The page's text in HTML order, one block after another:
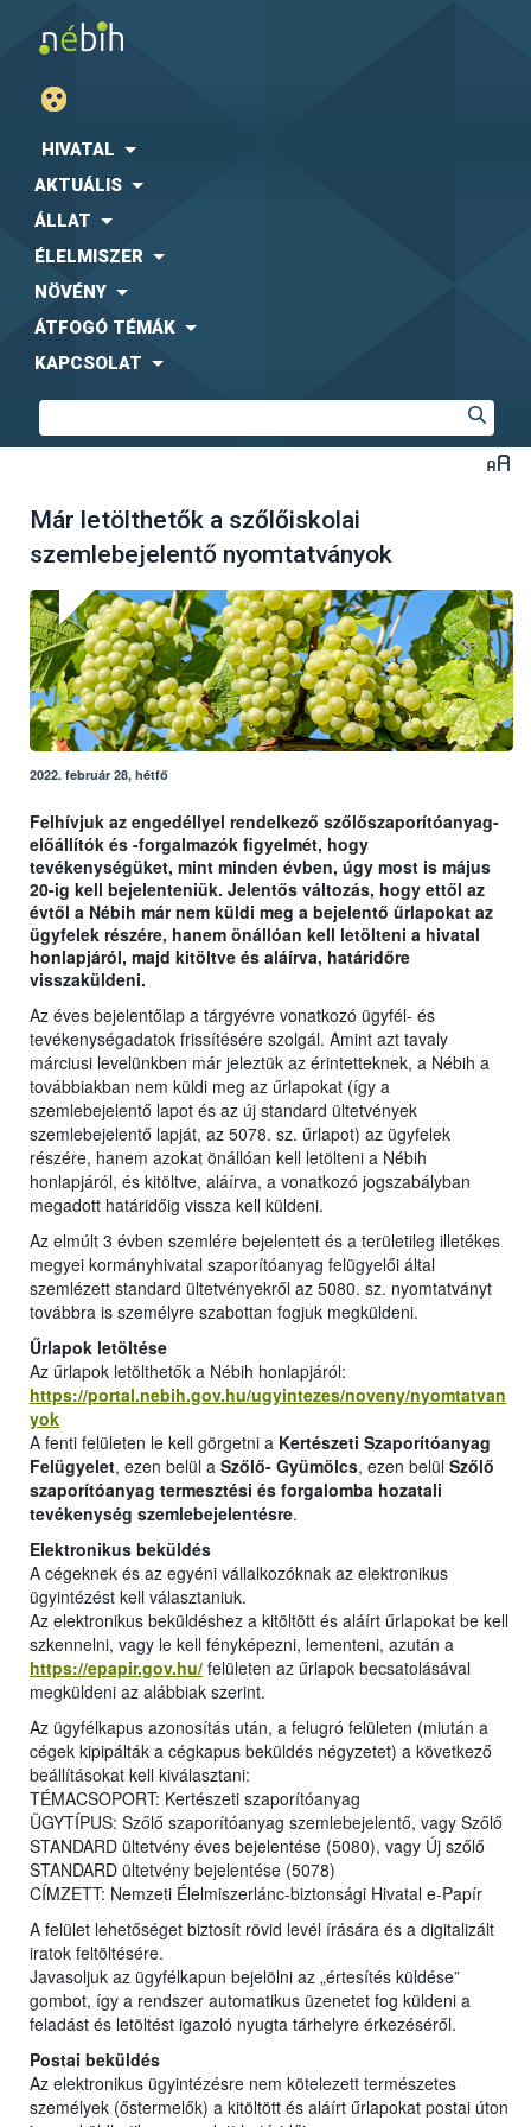
HIVATAL
AKTUÁLIS
ÁLLAT
ÉLELMISZER
NÖVÉNY
ÁTFOGÓ TÉMÁK
KAPCSOLAT
Már letölthetők a szőlőiskolai
szemlebejelentő nyomtatványok
2022. február 28, hétfő
Felhívjuk az engedéllyel rendelkező szőlőszaporítóanyag-
előállítók és -forgalmazók figyelmét, hogy
tevékenységüket, mint minden évben, úgy most is május
20-ig kell bejelenteniük. Jelentős változás, hogy ettől az
évtől a Nébih már nem küldi meg a bejelentő űrlapokat az
ügyfelek részére, hanem önállóan kell letölteni a hivatal
honlapjáról, majd kitöltve és aláírva, határidőre
visszaküldeni.
Az éves bejelentőlap a tárgyévre vonatkozó ügyfél- és
tevékenységadatok frissítésére szolgál. Amint azt tavaly
márciusi levelünkben már jeleztük az érintetteknek, a Nébih a
továbbiakban nem küldi meg az űrlapokat (így a
szemlebejelentő lapot és az új standard ültetvények
szemlebejelentő lapját, az 5078. sz. űrlapot) az ügyfelek
részére, hanem azokat önállóan kell letölteni a Nébih
honlapjáról, és kitöltve, aláírva, a vonatkozó jogszabályban
megadott határidőig vissza kell küldeni.
Az elmúlt 3 évben szemlére bejelentett és a területileg illetékes
megyei kormányhivatal szaporítóanyag felügyelői által
szemlézett standard ültetvényekről az 5080. sz. nyomtatványt
továbbra is személyre szabottan fogjuk megküldeni.
Űrlapok letöltése
Az űrlapok letölthetők a Nébih honlapjáról:
https://portal.nebih.gov.hu/ugyintezes/noveny/nyomtatvan
yok
A fenti felületen le kell görgetni a Kertészeti Szaporítóanyag
Felügyelet, ezen belül a Szőlő- Gyümölcs, ezen belül Szőlő
szaporítóanyag termesztési és forgalomba hozatali
tevékenység szemlebejelentésre.
Elektronikus beküldés
A cégeknek és az egyéni vállalkozóknak az elektronikus
ügyintézést kell választaniuk.
Az elektronikus beküldéshez a kitöltött és aláírt űrlapokat be kell
szkennelni, vagy le kell fényképezni, lementeni, azután a
https://epapir.gov.hu/ felületen az űrlapok becsatolásával
megküldeni az alábbiak szerint.
Az ügyfélkapus azonosítás után, a felugró felületen (miután a
cégek kipipálták a cégkapus beküldés négyzetet) a következő
beállításokat kell kiválasztani:
TÉMACSOPORT: Kertészeti szaporítóanyag
ÜGYTÍPUS: Szőlő szaporítóanyag szemlebejelentő, vagy Szőlő
STANDARD ültetvény éves bejelentése (5080), vagy Új szőlő
STANDARD ültetvény bejelentése (5078)
CÍMZETT: Nemzeti Élelmiszerlánc-biztonsági Hivatal e-Papír
A felület lehetőséget biztosít rövid levél írására és a digitalizált
iratok feltöltésére.
Javasoljuk az ügyfélkapun bejelölni az „értesítés küldése”
gombot, így a rendszer automatikus üzenetet fog küldeni a
feladást és letöltést igazoló nyugta tárhelyre érkezéséről.
Postai beküldés
Az elektronikus ügyintézésre nem kötelezett természetes
személyek (őstermelők) a kitöltött és aláírt űrlapokat postai úton